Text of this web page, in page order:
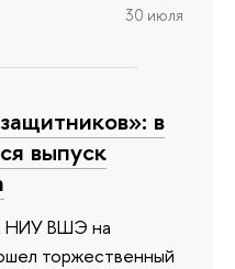
30 июля
в
выпуск
НИУ ВШЭ на
торжественный